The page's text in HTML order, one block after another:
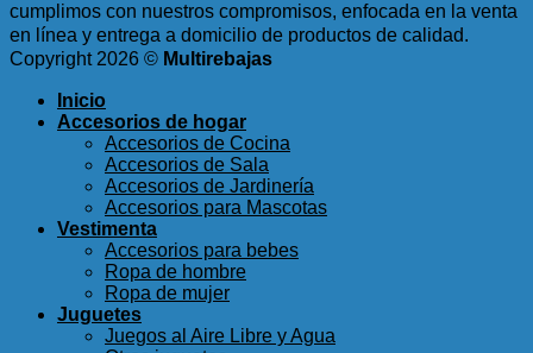
cumplimos con nuestros compromisos, enfocada en la venta
en línea y entrega a domicilio de productos de calidad.
Copyright 2026 © Multirebajas
Inicio
Accesorios de hogar
Accesorios de Cocina
Accesorios de Sala
Accesorios de Jardinería
Accesorios para Mascotas
Vestimenta
Accesorios para bebes
Ropa de hombre
Ropa de mujer
Juguetes
Juegos al Aire Libre y Agua